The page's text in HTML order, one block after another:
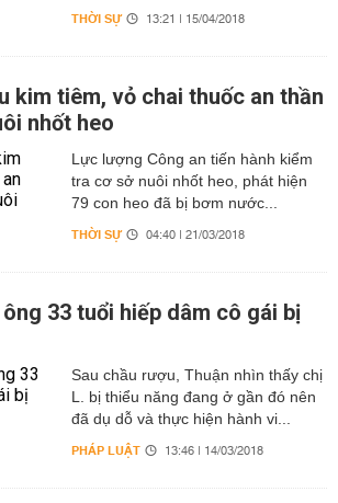
THỜI SỰ 13:21 | 15/04/2018
kim tiêm, vỏ chai thuốc an thần
nhốt heo
Lực lượng Công an tiến hành kiểm
tra cơ sở nuôi nhốt heo, phát hiện
79 con heo đã bị bơm nước...
THỜI SỰ 04:40 | 21/03/2018
33 tuổi hiếp dâm cô gái bị
Sau chầu rượu, Thuận nhìn thấy chị
L. bị thiểu năng đang ở gần đó nên
đã dụ dỗ và thực hiện hành vi...
PHÁP LUẬT 13:46 | 14/03/2018